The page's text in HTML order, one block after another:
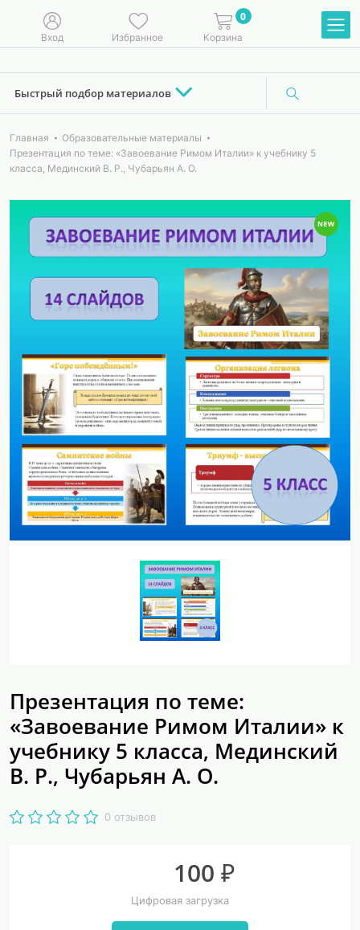
Вход Избранное
0
Корзина
Быстрый подбор материалов
Главная
Образовательные материалы
Презентация по теме: «Завоевание Римом Италии» к учебнику 5
класса, Мединский В. Р., Чубарьян А. О.
Презентация по теме:
«Завоевание Римом Италии» к
учебнику 5 класса, Мединский
В. Р., Чубарьян А. О.
0 отзывов
100 ₽
Цифровая загрузка